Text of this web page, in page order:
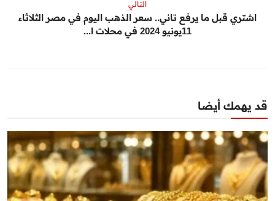
التالي
اشتري قبل ما يرفع تاني.. سعر الذهب اليوم في مصر الثلاثاء
11يونيو 2024 في محلات ا...
قد يهمك أيضا